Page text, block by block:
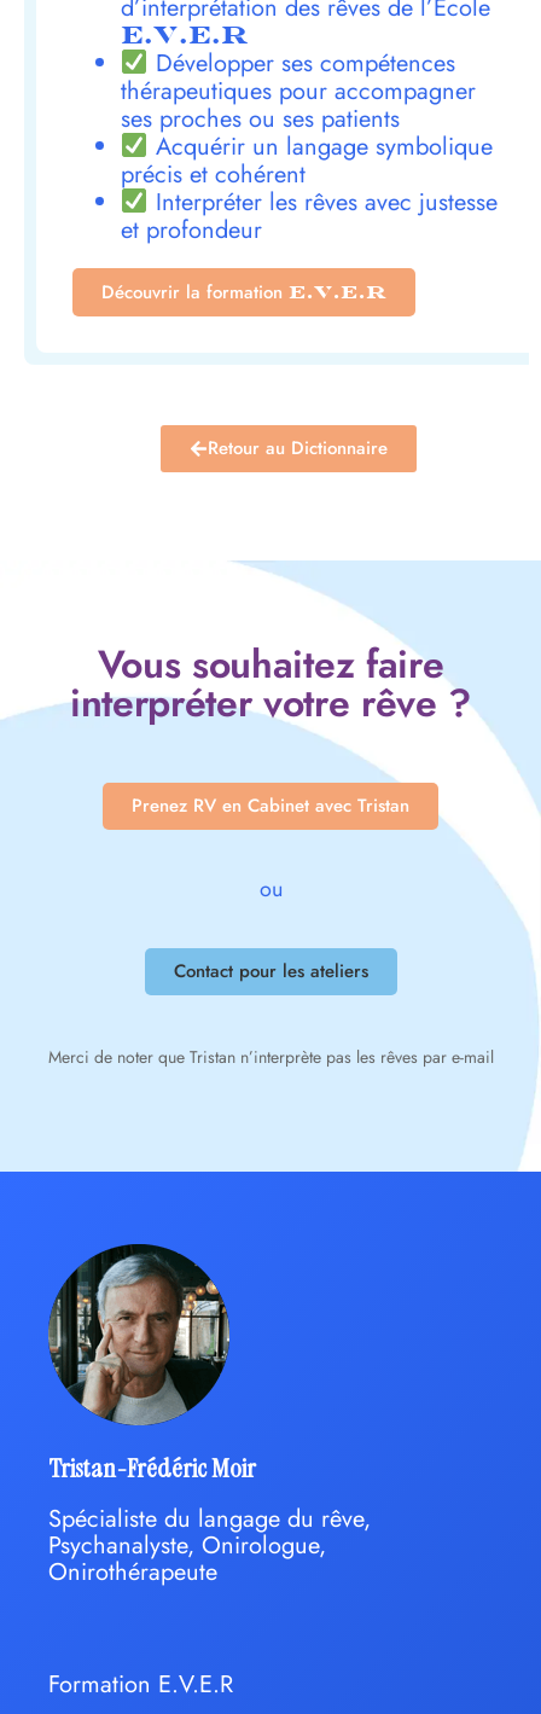
d’interprétation des rêves de l’École
E.V.E.R
Développer ses compétences
thérapeutiques pour accompagner
ses proches ou ses patients
Acquérir un langage symbolique
précis et cohérent
Interpréter les rêves avec justesse
et profondeur
Découvrir la formation E.V.E.R
Retour au Dictionnaire
Vous souhaitez faire
interpréter votre rêve ?
Prenez RV en Cabinet avec Tristan
ou
Contact pour les ateliers
Merci de noter que Tristan n’interprète pas les rêves par e-mail
Tristan-Frédéric Moir
Spécialiste du langage du rêve,
Psychanalyste, Onirologue,
Onirothérapeute
Formation E.V.E.R